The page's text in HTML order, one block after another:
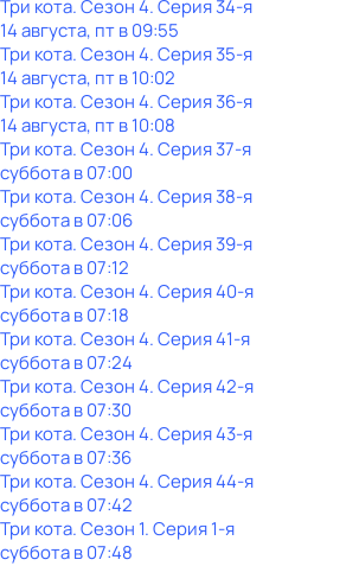
Три кота. Сезон 4. Серия 34-я
14 августа, пт в 09:55
Три кота. Сезон 4. Серия 35-я
14 августа, пт в 10:02
Три кота. Сезон 4. Серия 36-я
14 августа, пт в 10:08
Три кота. Сезон 4. Серия 37-я
субботав07:00
Три кота. Сезон 4. Серия 38-я
субботав07:06
Три кота. Сезон 4. Серия 39-я
субботав07:12
Три кота. Сезон 4. Серия 40-я
субботав07:18
Три кота. Сезон 4. Серия 41-я
субботав07:24
Три кота. Сезон 4. Серия 42-я
субботав07:30
Три кота. Сезон 4. Серия 43-я
субботав07:36
Три кота. Сезон 4. Серия 44-я
субботав07:42
Три кота. Сезон 1. Серия 1-я
субботав07:48